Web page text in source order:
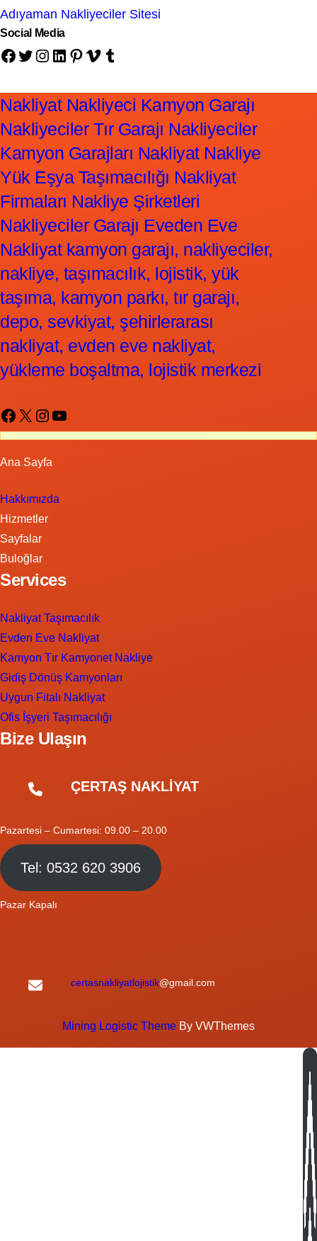
Adıyaman Nakliyeciler Sitesi
Social Media
Facebook Twitter Instagram LinkedIn Pinterest Vimeo Tumblr
Nakliyat Nakliyeci Kamyon Garajı
Nakliyeciler Tır Garajı Nakliyeciler
Kamyon Garajları Nakliyat Nakliye
Yük Eşya Taşımacılığı Nakliyat
Firmaları Nakliye Şirketleri
Nakliyeciler Garajı Eveden Eve
Nakliyat kamyon garajı, nakliyeciler,
nakliye, taşımacılık, lojistik, yük
taşıma, kamyon parkı, tır garajı,
depo, sevkiyat, şehirlerarası
nakliyat, evden eve nakliyat,
yükleme boşaltma, lojistik merkezi
Facebook X Instagram YouTube
Ana Sayfa
Hakkımızda
Hizmetler
Sayfalar
Buloğlar
Services
Nakliyat Taşımacılık
Evden Eve Nakliyat
Kamyon Tır Kamyonet Nakliye
Gidiş Dönüş Kamyonları
Uygun Fitalı Nakliyat
Ofis İşyeri Taşımacılığı
Bize Ulaşın
ÇERTAŞ NAKLİYAT
Pazartesi – Cumartesi: 09.00 – 20.00
Tel: 0532 620 3906
Pazar Kapalı
certasnakliyatlojistik@gmail.com
Mining Logistic Theme By VWThemes